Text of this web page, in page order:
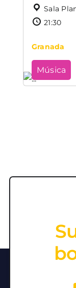
Sala
21:30
Granada
Música